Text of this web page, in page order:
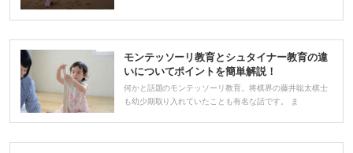
モンテッソーリ教育とシュタイナー教育の違
いについてポイントを簡単解説！
何かと話題のモンテッソーリ教育。将棋界の藤井聡太棋士
も幼少期取り入れていたことも有名な話です。 ま